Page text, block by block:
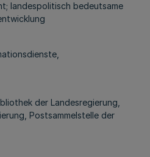
landespolitisch bedeutsame
der Landesregierung,
Postsammelstelle der